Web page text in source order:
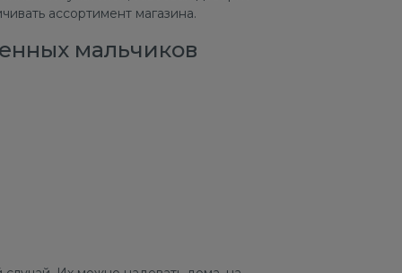
ассортимент магазина.
мальчиков